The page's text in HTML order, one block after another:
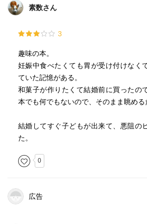
ときんぴらごぼうでデトックス中...。
素数さん
3
趣味の本。
妊娠中食べたくても胃が受け付けなく
ていた記憶がある。
和菓子が作りたくて結婚前に買ったの
本でも何でもないので、そのまま眺める
結婚してすぐ子どもが出来て、悪阻の
た。
0
広告